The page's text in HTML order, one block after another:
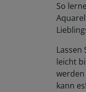
So
Lassen
leicht
kann es!